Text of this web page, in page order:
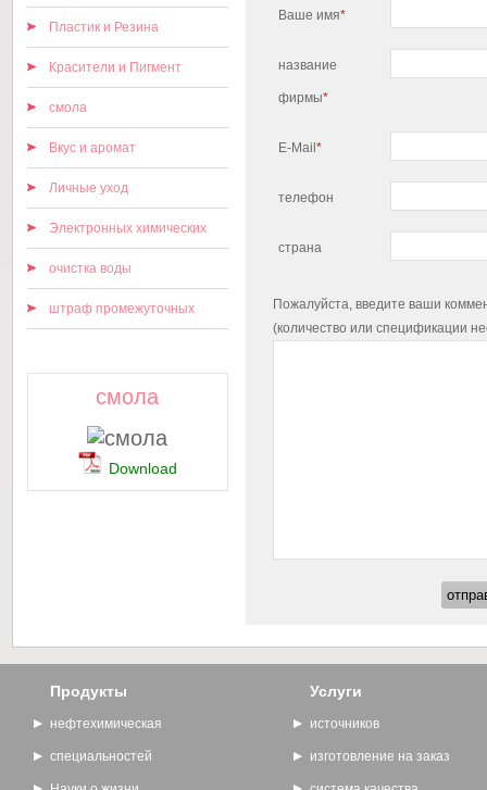
Пластик и Резина
Красители и Пигмент
смола
Вкус и аромат
Личные уход
Электронных химических
очистка воды
штраф промежуточных
смола
Download
Ваше имя*
название
фирмы*
E-Mail *
телефон
страна
Пожалуйста, введите ваши
(количество или спецификации
Продукты
нефтехимическая
специальностей
Услуги
источников
изготовление на заказ